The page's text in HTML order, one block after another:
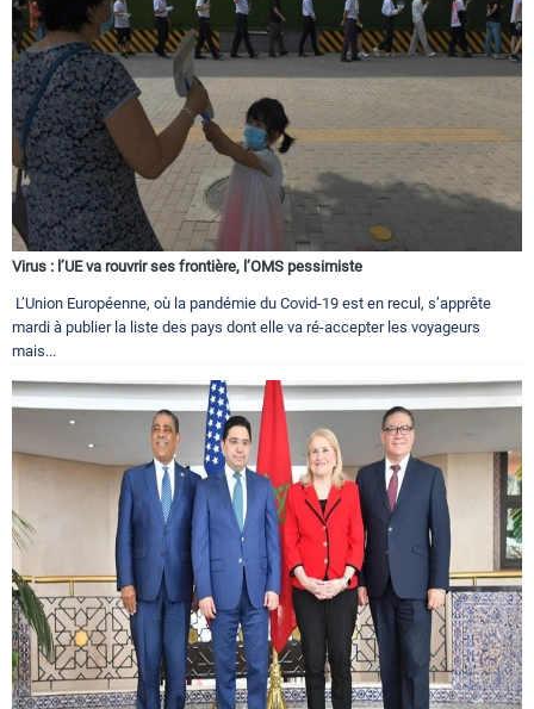
Virus : l’UE va rouvrir ses frontière, l’OMS pessimiste
L’Union Européenne, où la pandémie du Covid-19 est en recul, s’apprête
mardi à publier la liste des pays dont elle va ré-accepter les voyageurs
mais...